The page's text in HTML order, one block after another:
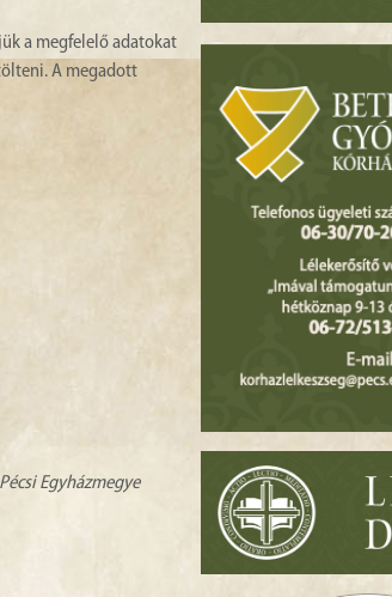
a megfelelő adatokat
A megadott
Egyházmegye